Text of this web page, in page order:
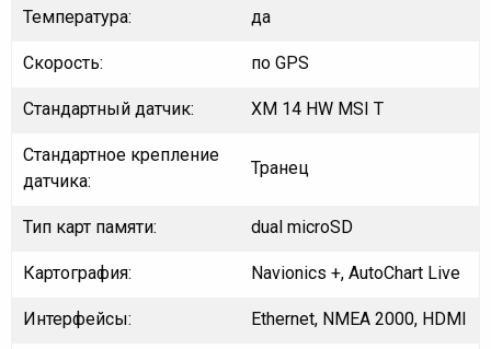
Температура: да
Скорость: по GPS
Стандартный датчик: XM 14 HW MSI T
Стандартное крепление
датчика:
Транец
Тип карт памяти: dual microSD
Картография: Navionics +, AutoChart Live
Интерфейсы: Ethernet, NMEA 2000, HDMI